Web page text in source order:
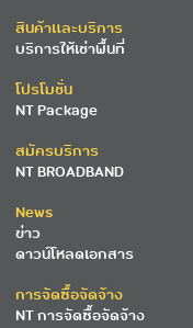
สินค้าและบริการ
บริการให้เช่าพื้นที่
โปรโมชั่น
NT Package
สมัครบริการ
NT BROADBAND
News
ข่าว
ดาวน์โหลดเอกสาร
การจัดซื้อจัดจ้าง
NT การจัดซื้อจัดจ้าง